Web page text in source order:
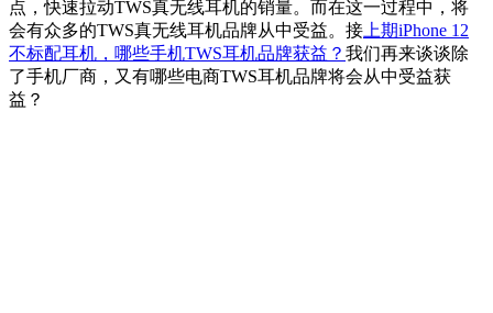
点，快速拉动TWS真无线耳机的销量。而在这一过程中，将
会有众多的TWS真无线耳机品牌从中受益。接 上期iPhone 12
不标配耳机，哪些手机TWS耳机品牌获益？ 我们再来谈谈除
了手机厂商，又有哪些电商TWS耳机品牌将会从中受益获
益？